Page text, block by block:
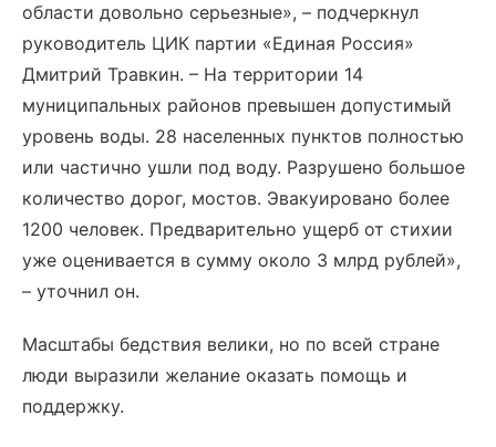
области довольно серьезные», – подчеркнул
руководитель ЦИК партии «Единая Россия»
Дмитрий Травкин. – На территории 14
муниципальных районов превышен допустимый
уровень воды. 28 населенных пунктов полностью
или частично ушли под воду. Разрушено большое
количество дорог, мостов. Эвакуировано более
1200 человек. Предварительно ущерб от стихии
уже оценивается в сумму около 3 млрд рублей»,
– уточнил он.
Масштабы бедствия велики, но по всей стране
люди выразили желание оказать помощь и
поддержку.